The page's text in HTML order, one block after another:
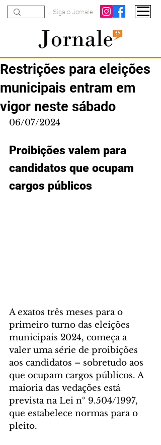
Siga o Jornale
Restrições para eleições
municipais entram em
vigor neste sábado
06/07/2024
Proibições valem para
candidatos que ocupam
cargos públicos
A exatos três meses para o
primeiro turno das eleições
municipais 2024, começa a
valer uma série de proibições
aos candidatos – sobretudo aos
que ocupam cargos públicos. A
maioria das vedações está
prevista na Lei nº 9.504/1997,
que estabelece normas para o
pleito.